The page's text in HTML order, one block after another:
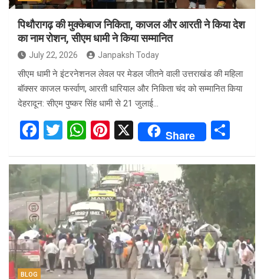
पिथौरागढ़ की मुक्केबाज निकिता, काजल और आरती ने किया देश
का नाम रोशन, सीएम धामी ने किया सम्मानित
July 22, 2026 Janpaksh Today
सीएम धामी ने इंटरनेशनल लेवल पर मेडल जीतने वाली उत्तराखंड की महिला
बॉक्सर काजल फर्स्वाण, आरती धारियाल और निकिता चंद को सम्मानित किया
देहरादून: सीएम पुष्कर सिंह धामी से 21 जुलाई…
F
ce
b
o
o
k
T
tt
er
W
at
s
A
p
p
Pi
er
es
t
X Share
ar
e
BLOG